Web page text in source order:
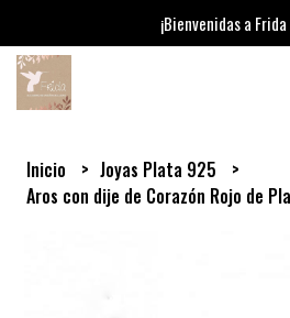
¡Bienvenidas a
Inicio
Joyas Plata 925
Aros con dije de Corazón Rojo de